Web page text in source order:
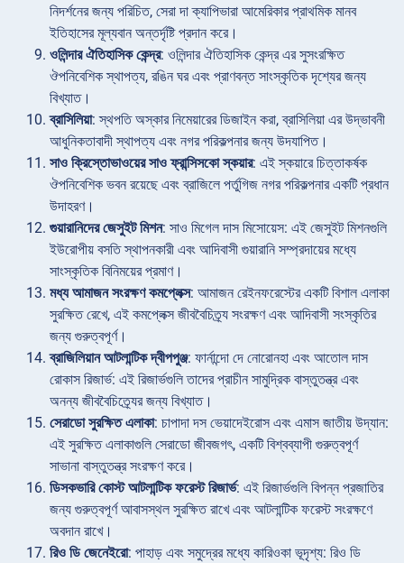
নিদর্শনের জন্য পরিচিত, সেরা দা ক্যাপিভারা আমেরিকার প্রাথমিক মানব
ইতিহাসের মূল্যবান অন্তর্দৃষ্টি প্রদান করে।
ওলিন্দার ঐতিহাসিক কেন্দ্র: ওলিন্দার ঐতিহাসিক কেন্দ্র এর সুসংরক্ষিত
ঔপনিবেশিক স্থাপত্য, রঙিন ঘর এবং প্রাণবন্ত সাংস্কৃতিক দৃশ্যের জন্য
বিখ্যাত।
ব্রাসিলিয়া: স্থপতি অস্কার নিমেয়ারের ডিজাইন করা, ব্রাসিলিয়া এর উদ্ভাবনী
আধুনিকতাবাদী স্থাপত্য এবং নগর পরিকল্পনার জন্য উদযাপিত।
সাও ক্রিস্তোভাওয়ের সাও ফ্রান্সিসকো স্কয়ার: এই স্কয়ারে চিত্তাকর্ষক
ঔপনিবেশিক ভবন রয়েছে এবং ব্রাজিলে পর্তুগিজ নগর পরিকল্পনার একটি প্রধান
উদাহরণ।
গুয়ারানিদের জেসুইট মিশন: সাও মিগেল দাস মিসোয়েস: এই জেসুইট মিশনগুলি
ইউরোপীয় বসতি স্থাপনকারী এবং আদিবাসী গুয়ারানি সম্প্রদায়ের মধ্যে
সাংস্কৃতিক বিনিময়ের প্রমাণ।
মধ্য আমাজন সংরক্ষণ কমপ্লেক্স: আমাজন রেইনফরেস্টের একটি বিশাল এলাকা
সুরক্ষিত রেখে, এই কমপ্লেক্স জীববৈচিত্র্য সংরক্ষণ এবং আদিবাসী সংস্কৃতির
জন্য গুরুত্বপূর্ণ।
ব্রাজিলিয়ান আটলান্টিক দ্বীপপুঞ্জ: ফার্নান্দো দে নোরোনহা এবং আতোল দাস
রোকাস রিজার্ভ: এই রিজার্ভগুলি তাদের প্রাচীন সামুদ্রিক বাস্তুতন্ত্র এবং
অনন্য জীববৈচিত্র্যের জন্য বিখ্যাত।
সেরাডো সুরক্ষিত এলাকা: চাপাদা দস ভেয়াদেইরোস এবং এমাস জাতীয় উদ্যান:
এই সুরক্ষিত এলাকাগুলি সেরাডো জীবজগৎ, একটি বিশ্বব্যাপী গুরুত্বপূর্ণ
সাভানা বাস্তুতন্ত্র সংরক্ষণ করে।
ডিসকভারি কোস্ট আটলান্টিক ফরেস্ট রিজার্ভ: এই রিজার্ভগুলি বিপন্ন প্রজাতির
জন্য গুরুত্বপূর্ণ আবাসস্থল সুরক্ষিত রাখে এবং আটলান্টিক ফরেস্ট সংরক্ষণে
অবদান রাখে।
রিও ডি জেনেইরো: পাহাড় এবং সমুদ্রের মধ্যে কারিওকা ভূদৃশ্য: রিও ডি